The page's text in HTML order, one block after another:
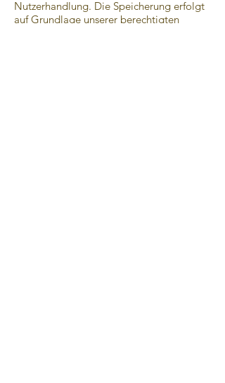
Nutzerhandlung. Die Speicherung erfolgt
auf Grundlage unserer berechtigten